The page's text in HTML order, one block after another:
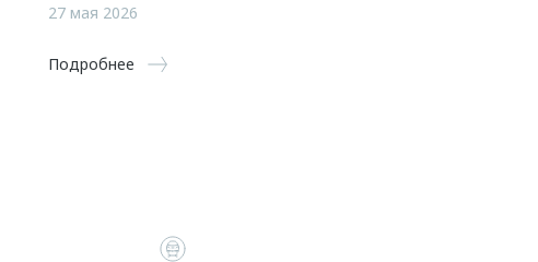
27 мая 2026
Подробнее